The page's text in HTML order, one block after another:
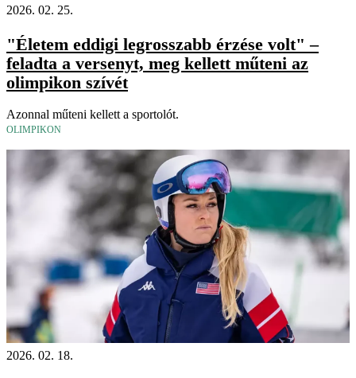
2026. 02. 25.
"Életem eddigi legrosszabb érzése volt" –
feladta a versenyt, meg kellett műteni az
olimpikon szívét
Azonnal műteni kellett a sportolót.
OLIMPIKON
2026. 02. 18.